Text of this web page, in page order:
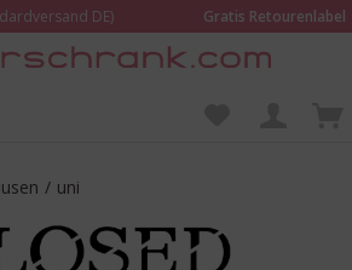
DE)
Gratis Retourenlabel
in Kempen anprobieren und beraten lassen
/ uni